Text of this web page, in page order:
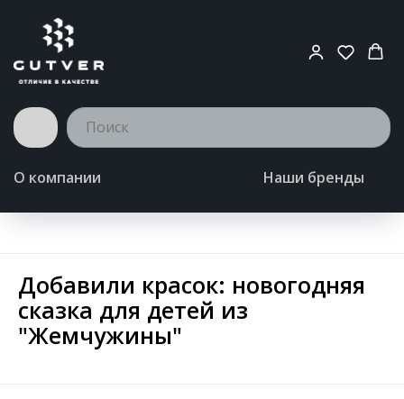
О компании Наши бренды
Добавили красок: новогодняя
сказка для детей из
"Жемчужины"